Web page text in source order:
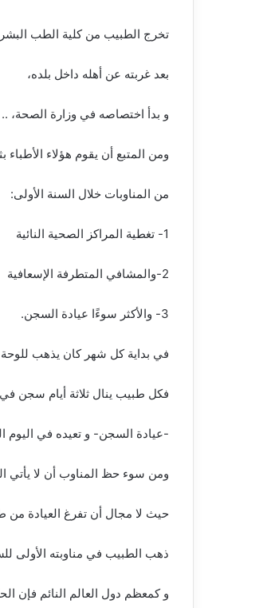
تخرج الطبيب من كلية الطب
بعد غربته عن أهله داخل بلده،
و بدأ اختصاصه في وزارة الصحة، ..
ومن المتبع أن يقوم هؤلاء الأطباء
من المناوبات خلال السنة الأولى:
1- تغطية المراكز الصحية النائية
2-والمشافي المتطرفة الإسعافية
3- والأكثر سوءًا عيادة السجن.
في بداية كل شهر كان يذهب
فكل طبيب ينال ثلاثة أيام سجن في
-عيادة السجن- و تعيده في اليوم
ومن سوء حظ المناوب أن لا يأتي
حيث لا مجال أن تفرغ العيادة من
ذهب الطبيب في مناوبته الأولى
و كمعظم دول العالم النائم فإن